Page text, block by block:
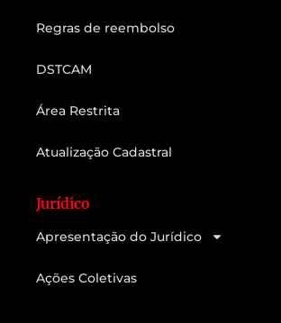
Regras de reembolso
DSTCAM
Área Restrita
Atualização Cadastral
Jurídico
Apresentação do Jurídico
Ações Coletivas